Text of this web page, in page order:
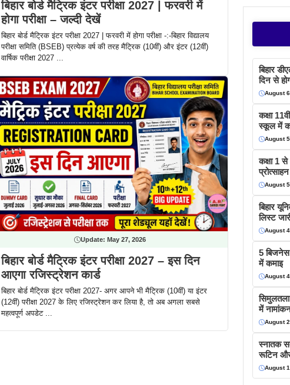
बिहार बोर्ड मैट्रिक इंटर परीक्षा 2027 | फरवरी में
होगा परीक्षा – जल्दी देखें
बिहार बोर्ड मैट्रिक इंटर परीक्षा 2027 | फरवरी में होगा परीक्षा -:-बिहार विद्यालय
परीक्षा समिति (BSEB) प्रत्येक वर्ष की तरह मैट्रिक (10वीं) और इंटर (12वीं)
वार्षिक परीक्षा 2027 ...
Update: May 27, 2026
बिहार बोर्ड मैट्रिक इंटर परीक्षा 2027 – इस दिन
आएगा रजिस्ट्रेशन कार्ड
बिहार बोर्ड मैट्रिक इंटर परीक्षा 2027- अगर आपने भी मैट्रिक (10वीं) या इंटर
(12वीं) परीक्षा 2027 के लिए रजिस्ट्रेशन कर लिया है, तो अब अगला सबसे
महत्वपूर्ण अपडेट ...
बिहार
दिन से
August
कक्षा
स्कूल में
August
कक्षा 1
August
बिहार
लिस्ट
August
5 बिजनेस
में कमाइ
August
सिमुलतला
में
August
स्नातक
रूटिन और
August